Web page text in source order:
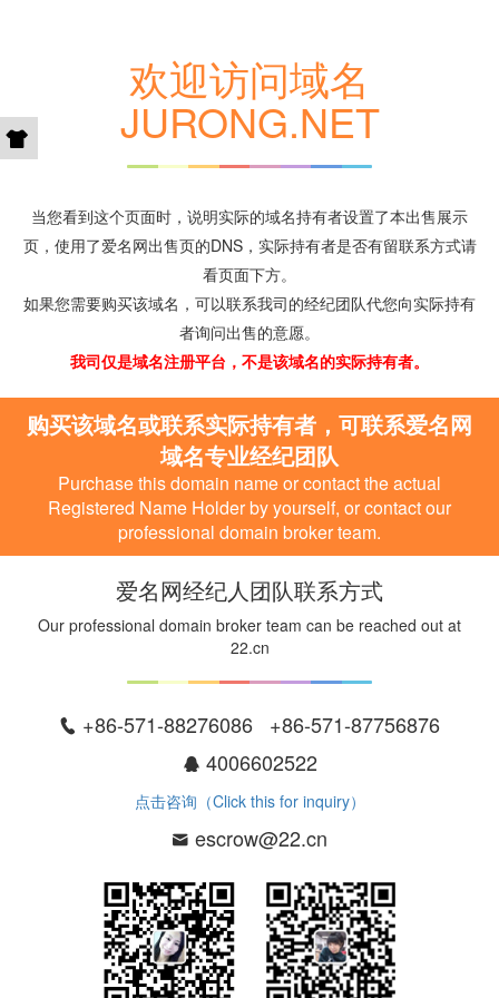
欢迎访问域名
JURONG.NET
当您看到这个页面时，说明实际的域名持有者设置了本出售展示
页，使用了爱名网出售页的DNS，实际持有者是否有留联系方式请
看页面下方。
如果您需要购买该域名，可以联系我司的经纪团队代您向实际持有
者询问出售的意愿。
我司仅是域名注册平台，不是该域名的实际持有者。
购买该域名或联系实际持有者，可联系爱名网
域名专业经纪团队
Purchase this domain name or contact the actual
Registered Name Holder by yourself, or contact our
professional domain broker team.
爱名网经纪人团队联系方式
Our professional domain broker team can be reached out at
22.cn
+86-571-88276086 +86-571-87756876
4006602522
点击咨询（Click this for inquiry）
escrow@22.cn